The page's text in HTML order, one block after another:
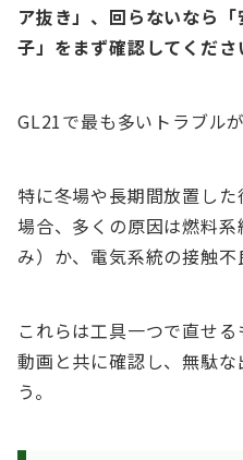
ア抜き」、回らないなら
子」をまず確認してくださ
GL21で最も多いトラブル
特に冬場や長期間放置し
場合、多くの原因は燃料
み）か、電気系統の接触不
これらは工具一つで直せ
動画と共に確認し、無駄
う。